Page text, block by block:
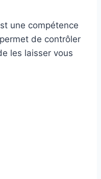
une compétence
de contrôler
les laisser vous